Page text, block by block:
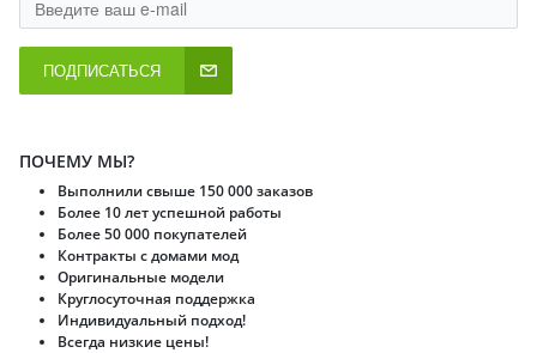
ПОДПИСАТЬСЯ
ПОЧЕМУ МЫ?
Выполнили свыше 150 000 заказов
Более 10 лет успешной работы
Более 50 000 покупателей
Контракты с домами мод
Оригинальные модели
Круглосуточная поддержка
Индивидуальный подход!
Всегда низкие цены!